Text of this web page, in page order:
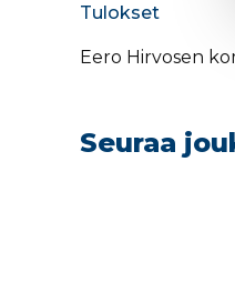
Tulokset
Eero Hirvosen
Seuraa